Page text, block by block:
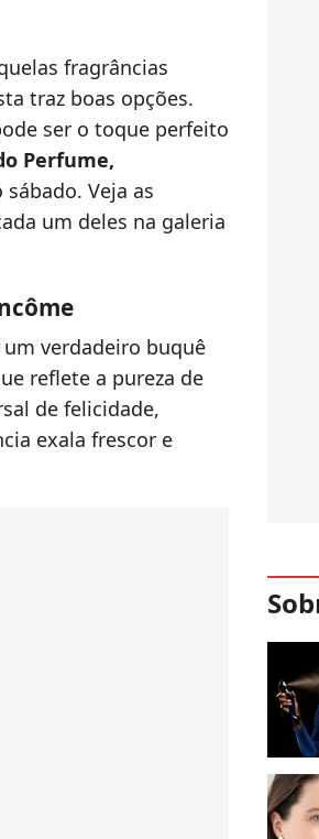
fragrâncias
traz boas opções.
ser o toque perfeito
Perfume,
Veja as
um deles na galeria
um verdadeiro buquê
reflete a pureza de
de felicidade,
exala frescor e